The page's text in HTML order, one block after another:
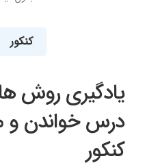
کنکور
یادگیری روش
درس خواندن و
کنکور